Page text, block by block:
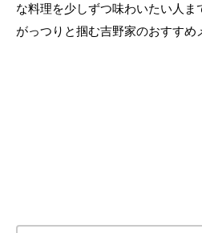
な料理を少しずつ味わいたい人ま
がっつりと掴む吉野家のおすすめ